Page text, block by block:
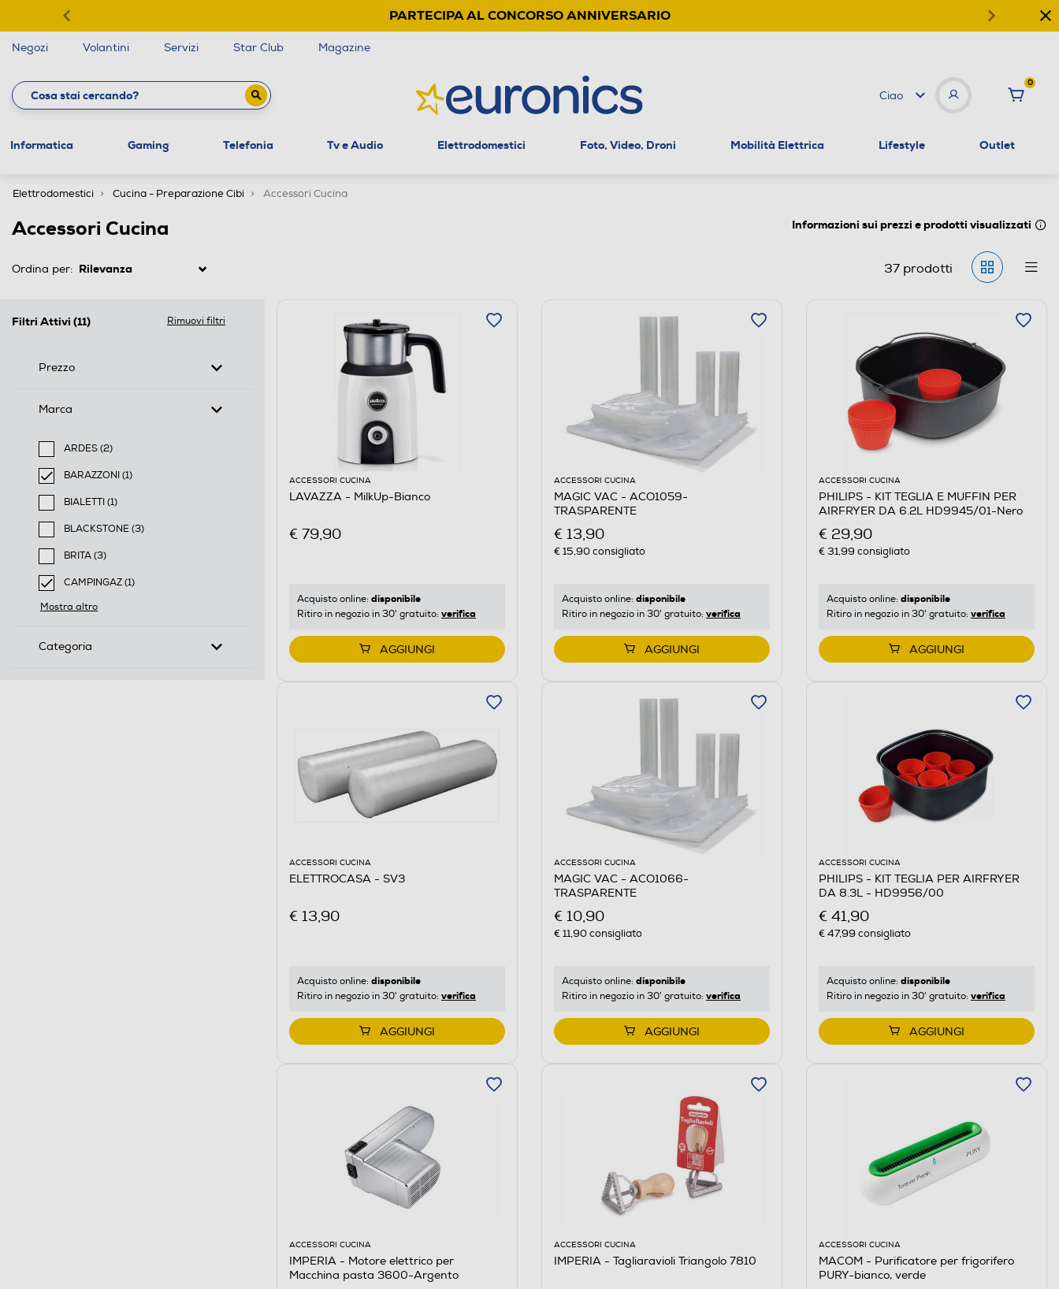
PARTECIPA AL CONCORSO ANNIVERSARIO
Negozi Volantini Servizi Star Club Magazine
Ciao
0
Informatica Gaming Telefonia Tv e Audio Elettrodomestici Foto, Video, Droni Mobilità Elettrica Lifestyle Outlet
Elettrodomestici Cucina - Preparazione Cibi Accessori Cucina
Accessori Cucina Informazioni sui prezzi e prodotti visualizzati
Ordina per: 37prodotti
Filtri Attivi (11) Rimuovi filtri
Prezzo
Marca
ARDES (2)
Filtra per Marca: ARDES
BARAZZONI (1)
selected Filtro applicato per Marca: BARAZZONI
BIALETTI (1)
Filtra per Marca: BIALETTI
BLACKSTONE (3)
Filtra per Marca: BLACKSTONE
BRITA (3)
Filtra per Marca: BRITA
CAMPINGAZ (1)
selected Filtro applicato per Marca: CAMPINGAZ
Mostra altro
Categoria
ACCESSORI CUCINA
LAVAZZA - MilkUp-Bianco
€ 79,90
Acquisto online: disponibile
Ritiro in negozio in 30' gratuito: verifica
AGGIUNGI
ACCESSORI CUCINA
MAGIC VAC - ACO1059-
TRASPARENTE
€ 13,90
€ 15,90consigliato
Acquisto online: disponibile
Ritiro in negozio in 30' gratuito: verifica
AGGIUNGI
ACCESSORI CUCINA
PHILIPS - KIT TEGLIA E MUFFIN PER
AIRFRYER DA 6.2L HD9945/01-Nero
€ 29,90
€ 31,99 consigliato
Acquisto online: disponibile
Ritiro in negozio in 30' gratuito: verifica
AGGIUNGI
ACCESSORI CUCINA
ELETTROCASA - SV3
€ 13,90
Acquisto online: disponibile
Ritiro in negozio in 30' gratuito: verifica
AGGIUNGI
ACCESSORI CUCINA
MAGIC VAC - ACO1066-
TRASPARENTE
€ 10,90
€ 11,90consigliato
Acquisto online: disponibile
Ritiro in negozio in 30' gratuito: verifica
AGGIUNGI
ACCESSORI CUCINA
PHILIPS - KIT TEGLIA PER AIRFRYER
DA 8.3L - HD9956/00
€ 41,90
€ 47,99 consigliato
Acquisto online: disponibile
Ritiro in negozio in 30' gratuito: verifica
AGGIUNGI
ACCESSORI CUCINA
IMPERIA - Motore elettrico per
Macchina pasta 3600-Argento
ACCESSORI CUCINA
IMPERIA - Tagliaravioli Triangolo 7810
ACCESSORI CUCINA
MACOM - Purificatore per frigorifero
PURY-bianco, verde